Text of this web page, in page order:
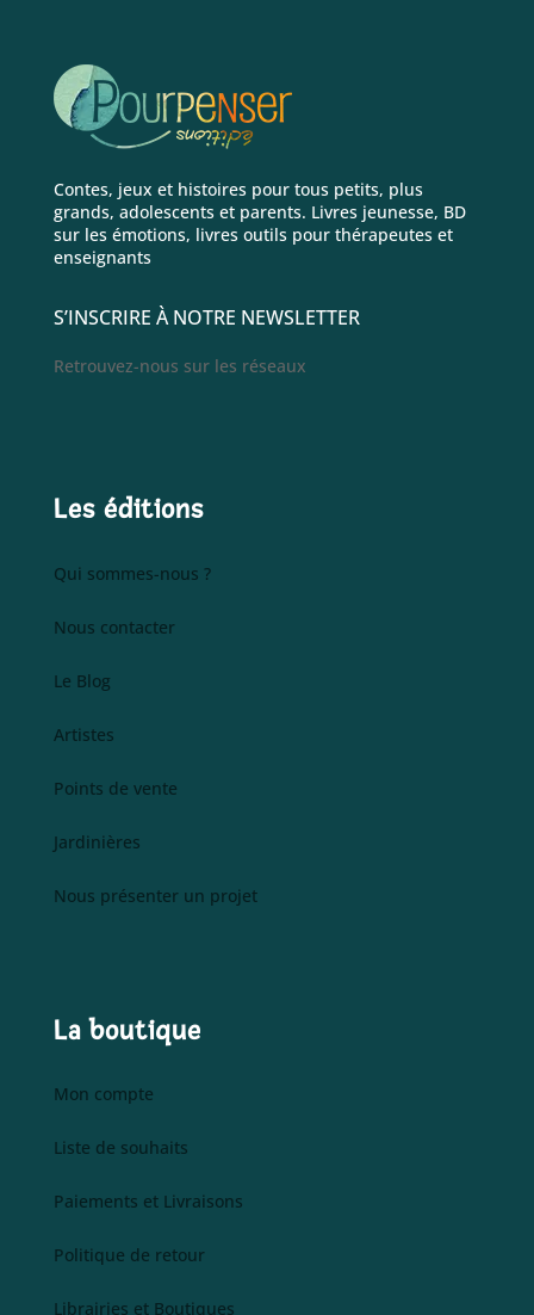
Contes, jeux et histoires pour tous petits, plus
grands, adolescents et parents. Livres jeunesse, BD
sur les émotions, livres outils pour thérapeutes et
enseignants
S’INSCRIRE À NOTRE NEWSLETTER
Retrouvez-nous sur les réseaux
Les éditions
Qui sommes-nous ?
Nous contacter
Le Blog
Artistes
Points de vente
Jardinières
Nous présenter un projet
La boutique
Mon compte
Liste de souhaits
Paiements et Livraisons
Politique de retour
Librairies et Boutiques